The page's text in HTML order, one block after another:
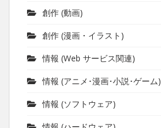
創作 (動画)
創作 (漫画・イラスト)
情報 (Web サービス関連)
情報 (アニメ･漫画･小説･ゲーム)
情報 (ソフトウェア)